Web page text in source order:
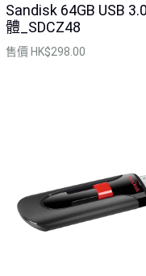
Sandisk 64GB USB
體_SDCZ48
售價 HK$298.00